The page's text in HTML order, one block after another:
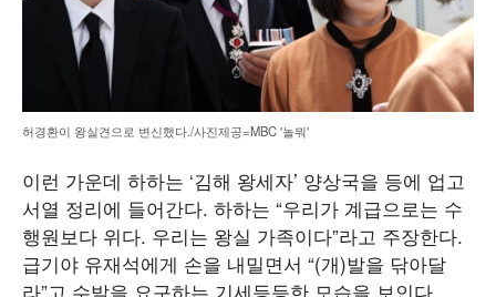
허경환이 왕실견으로 변신했다./사진제공=MBC '놀뭐'
이런 가운데 하하는 ‘김해 왕세자’ 양상국을 등에 업고
서열 정리에 들어간다. 하하는 “우리가 계급으로는 수
행원보다 위다. 우리는 왕실 가족이다”라고 주장한다.
급기야 유재석에게 손을 내밀면서 “(개)발을 닦아달
라”고 수발을 요구하는 기세등등한 모습을 보인다.